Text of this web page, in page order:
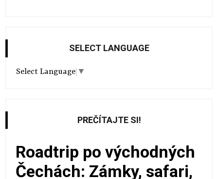
SELECT LANGUAGE
Select Language ▼
PREČÍTAJTE SI!
Roadtrip po východných
Čechách: Zámky, safari,